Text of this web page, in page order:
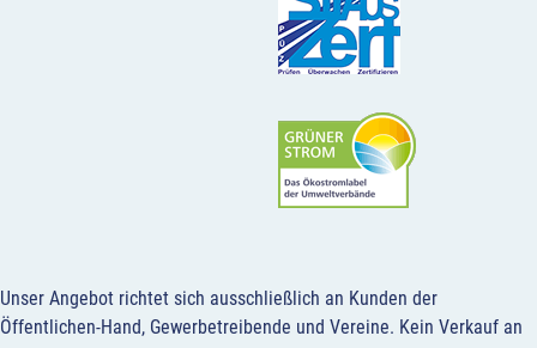
Unser Angebot richtet sich ausschließlich an Kunden der
Öffentlichen-Hand, Gewerbetreibende und Vereine. Kein Verkauf an